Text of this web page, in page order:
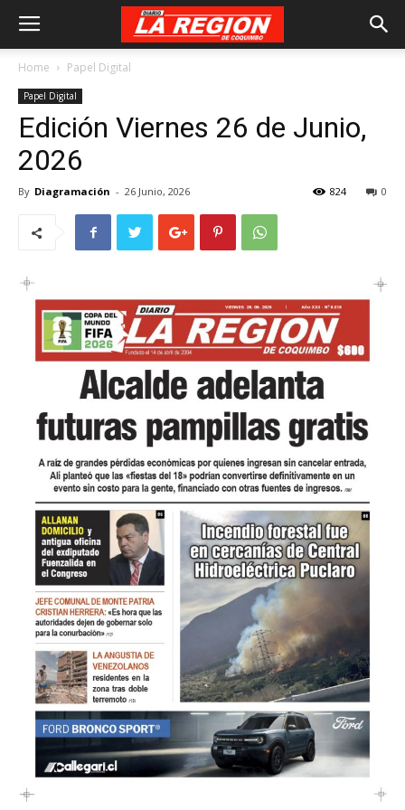
Home Papel Digital
Papel Digital
Edición Viernes 26 de Junio,
2026
By Diagramación - 26 Junio, 2026 0
824